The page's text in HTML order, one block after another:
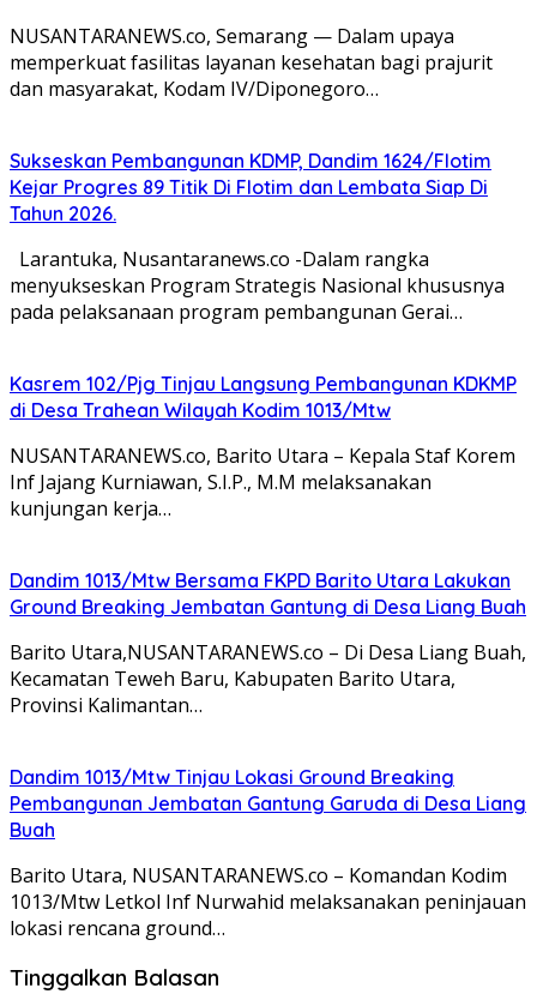
NUSANTARANEWS.co, Semarang — Dalam upaya
memperkuat fasilitas layanan kesehatan bagi prajurit
dan masyarakat, Kodam IV/Diponegoro…
Sukseskan Pembangunan KDMP, Dandim 1624/Flotim
Kejar Progres 89 Titik Di Flotim dan Lembata Siap Di
Tahun 2026.
Larantuka, Nusantaranews.co -Dalam rangka
menyukseskan Program Strategis Nasional khususnya
pada pelaksanaan program pembangunan Gerai…
Kasrem 102/Pjg Tinjau Langsung Pembangunan KDKMP
di Desa Trahean Wilayah Kodim 1013/Mtw
NUSANTARANEWS.co, Barito Utara – Kepala Staf Korem
Inf Jajang Kurniawan, S.I.P., M.M melaksanakan
kunjungan kerja…
Dandim 1013/Mtw Bersama FKPD Barito Utara Lakukan
Ground Breaking Jembatan Gantung di Desa Liang Buah
Barito Utara,NUSANTARANEWS.co – Di Desa Liang Buah,
Kecamatan Teweh Baru, Kabupaten Barito Utara,
Provinsi Kalimantan…
Dandim 1013/Mtw Tinjau Lokasi Ground Breaking
Pembangunan Jembatan Gantung Garuda di Desa Liang
Buah
Barito Utara, NUSANTARANEWS.co – Komandan Kodim
1013/Mtw Letkol Inf Nurwahid melaksanakan peninjauan
lokasi rencana ground…
Tinggalkan Balasan